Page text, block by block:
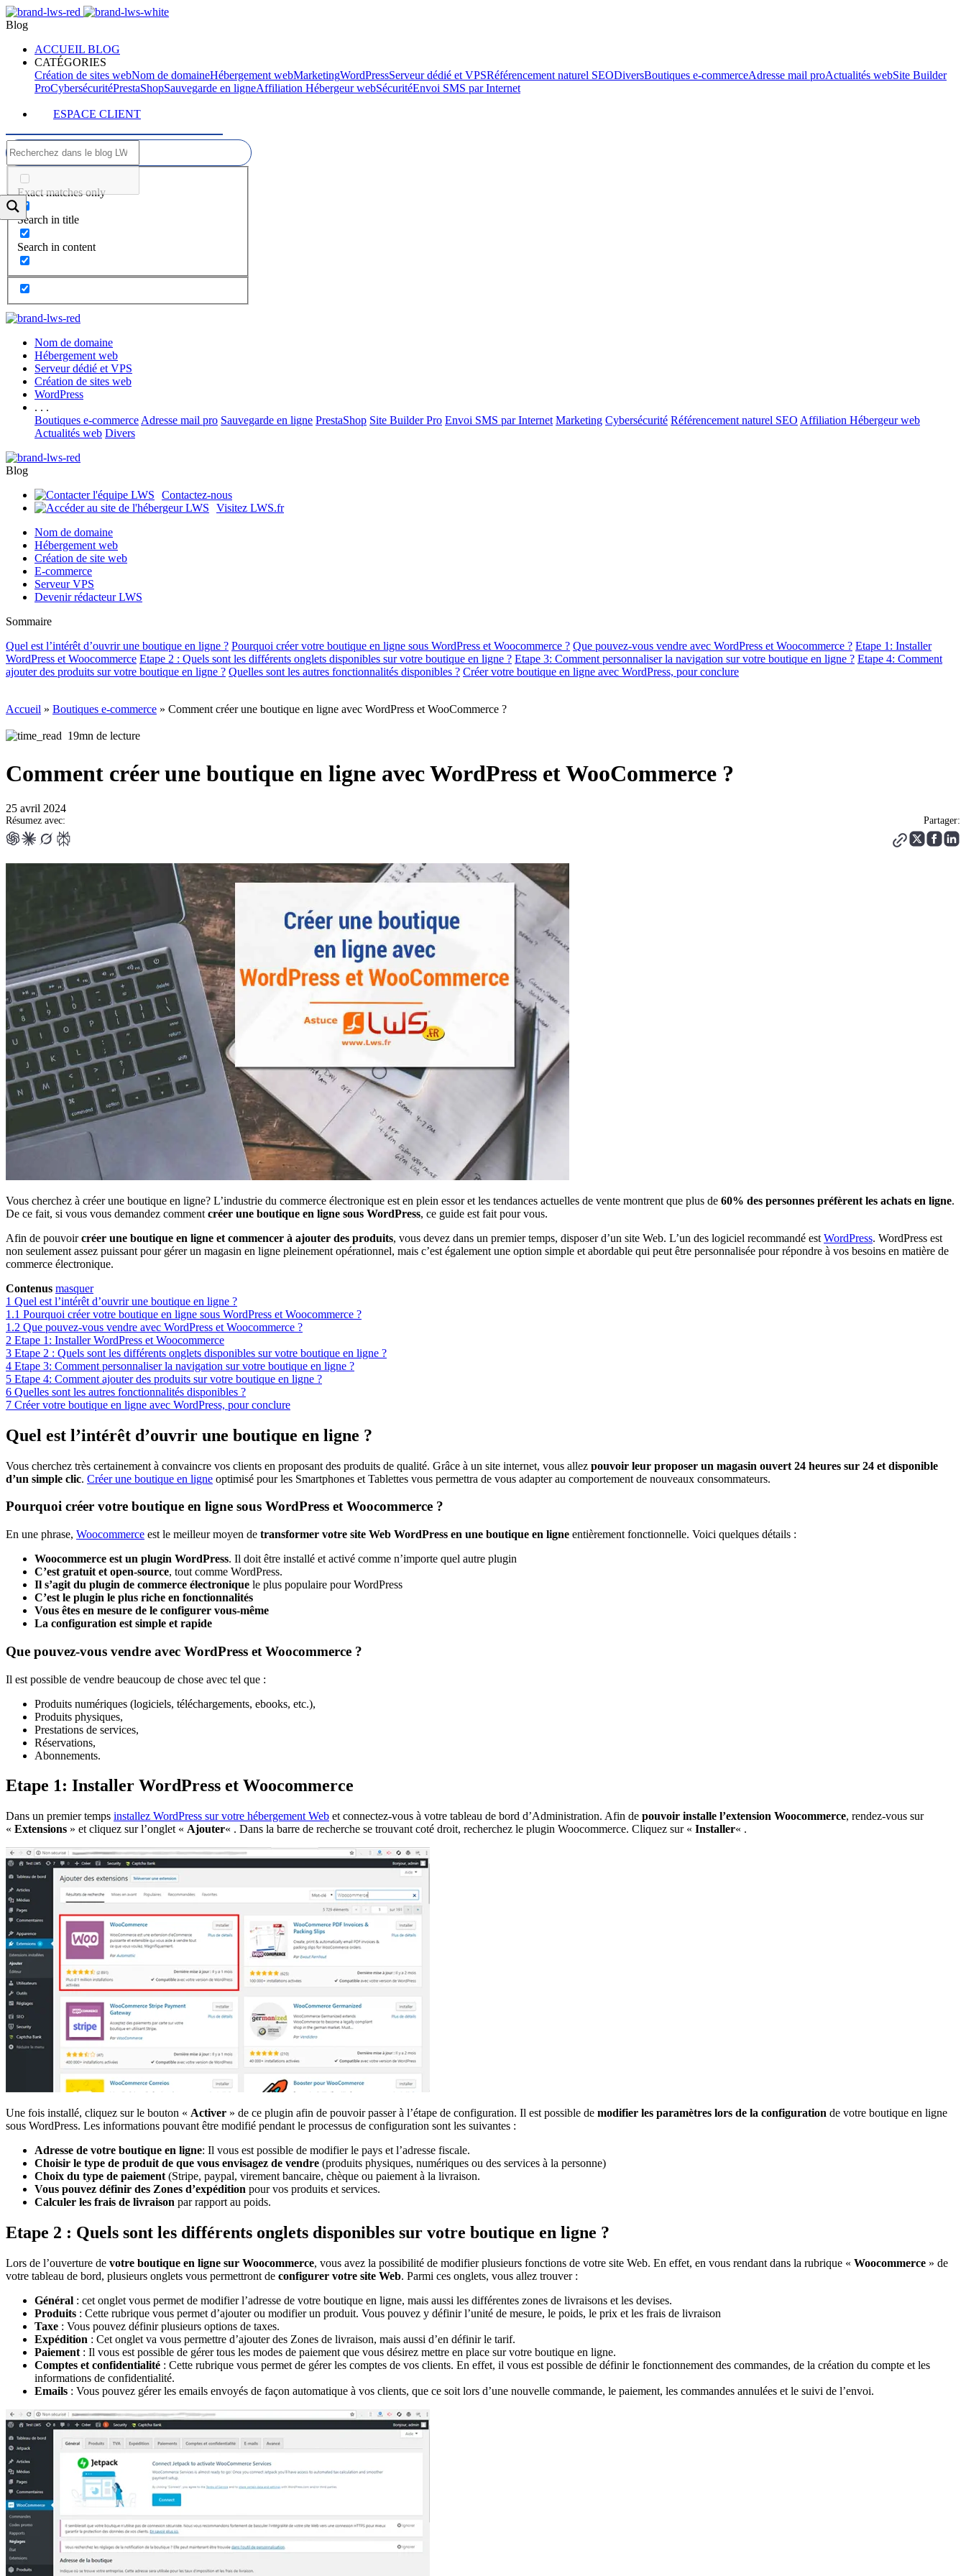
Blog
ACCUEIL BLOG
CATÉGORIES
Création de sites webNom de domaineHébergement webMarketingWordPressServeur dédié et VPSRéférencement naturel SEODiversBoutiques e-commerceAdresse mail proActualités webSite Builder
ProCybersécuritéPrestaShopSauvegarde en ligneAffiliation Hébergeur webSécuritéEnvoi SMS par Internet
ESPACE CLIENT
Exact matches only
Search in title
Search in content
Nom de domaine
Hébergement web
Serveur dédié et VPS
Création de sites web
WordPress
. . .
Boutiques e-commerce Adresse mail pro Sauvegarde en ligne PrestaShop Site Builder Pro Envoi SMS par Internet Marketing Cybersécurité Référencement naturel SEO Affiliation Hébergeur web
Actualités web Divers
Blog
Contactez-nous
Visitez LWS.fr
Nom de domaine
Hébergement web
Création de site web
E-commerce
Serveur VPS
Devenir rédacteur LWS
Sommaire
Quel est l’intérêt d’ouvrir une boutique en ligne ? Pourquoi créer votre boutique en ligne sous WordPress et Woocommerce ? Que pouvez-vous vendre avec WordPress et Woocommerce ? Etape 1: Installer
WordPress et Woocommerce Etape 2 : Quels sont les différents onglets disponibles sur votre boutique en ligne ? Etape 3: Comment personnaliser la navigation sur votre boutique en ligne ? Etape 4: Comment
ajouter des produits sur votre boutique en ligne ? Quelles sont les autres fonctionnalités disponibles ? Créer votre boutique en ligne avec WordPress, pour conclure
Accueil » Boutiques e-commerce » Comment créer une boutique en ligne avec WordPress et WooCommerce ?
19mn de lecture
Comment créer une boutique en ligne avec WordPress et WooCommerce ?
25 avril 2024
Résumez avec: Partager:
Vous cherchez à créer une boutique en ligne? L’industrie du commerce électronique est en plein essor et les tendances actuelles de vente montrent que plus de 60% des personnes préfèrent les achats en ligne.
De ce fait, si vous vous demandez comment créer une boutique en ligne sous WordPress, ce guide est fait pour vous.
Afin de pouvoircréer une boutique en ligne et commencer à ajouter des produits, vous devez dans un premier temps, disposer d’un site Web. L’un des logiciel recommandé est WordPress. WordPress est
non seulement assez puissant pour gérer un magasin en ligne pleinement opérationnel, mais c’est également une option simple et abordable qui peut être personnalisée pour répondre à vos besoins en matière de
commerce électronique.
Contenus masquer
1 Quel est l’intérêt d’ouvrir une boutique en ligne ?
1.1 Pourquoi créer votre boutique en ligne sous WordPress et Woocommerce ?
1.2 Que pouvez-vous vendre avec WordPress et Woocommerce ?
2 Etape 1: Installer WordPress et Woocommerce
3 Etape 2 : Quels sont les différents onglets disponibles sur votre boutique en ligne ?
4 Etape 3: Comment personnaliser la navigation sur votre boutique en ligne ?
5 Etape 4: Comment ajouter des produits sur votre boutique en ligne ?
6 Quelles sont les autres fonctionnalités disponibles ?
7 Créer votre boutique en ligne avec WordPress, pour conclure
Quel est l’intérêt d’ouvrir une boutique en ligne ?
Vous cherchez très certainement à convaincre vos clients en proposant des produits de qualité. Grâce à un site internet, vous allez pouvoir leur proposer un magasin ouvert 24 heures sur 24 et disponible
d’un simple clic. Créer une boutique en ligne optimisé pour les Smartphones et Tablettes vous permettra de vous adapter au comportement de nouveaux consommateurs.
Pourquoi créer votre boutique en ligne sous WordPress et Woocommerce ?
En une phrase, Woocommerce est le meilleur moyen de transformer votre site Web WordPress en une boutique en ligne entièrement fonctionnelle. Voici quelques détails :
Woocommerce est un plugin WordPress. Il doit être installé et activé comme n’importe quel autre plugin
C’est gratuit et open-source, tout comme WordPress.
Il s’agit du plugin de commerce électronique le plus populaire pour WordPress
C’est le plugin le plus riche en fonctionnalités
Vous êtes en mesure de le configurer vous-même
La configuration est simple et rapide
Que pouvez-vous vendre avec WordPress et Woocommerce ?
Il est possible de vendre beaucoup de chose avec tel que :
Produits numériques (logiciels, téléchargements, ebooks, etc.),
Produits physiques,
Prestations de services,
Réservations,
Abonnements.
Etape 1: Installer WordPress et Woocommerce
Dans un premier temps installez WordPress sur votre hébergement Web et connectez-vous à votre tableau de bord d’Administration. Afin de pouvoir installe l’extension Woocommerce, rendez-vous sur
« Extensions » et cliquez sur l’onglet « Ajouter« . Dans la barre de recherche se trouvant coté droit, recherchez le plugin Woocommerce. Cliquez sur « Installer« .
Une fois installé, cliquez sur le bouton « Activer » de ce plugin afin de pouvoir passer à l’étape de configuration. Il est possible de modifier les paramètres lors de la configuration de votre boutique en ligne
sous WordPress. Les informations pouvant être modifié pendant le processus de configuration sont les suivantes :
Adresse de votre boutique en ligne: Il vous est possible de modifier le pays et l’adresse fiscale.
Choisir le type de produit de que vous envisagez de vendre (produits physiques, numériques ou des services à la personne)
Choix du type de paiement (Stripe, paypal, virement bancaire, chèque ou paiement à la livraison.
Vous pouvez définir des Zones d’expédition pour vos produits et services.
Calculer les frais de livraison par rapport au poids.
Etape 2 : Quels sont les différents onglets disponibles sur votre boutique en ligne ?
Lors de l’ouverture de votre boutique en ligne sur Woocommerce, vous avez la possibilité de modifier plusieurs fonctions de votre site Web. En effet, en vous rendant dans la rubrique « Woocommerce » de
votre tableau de bord, plusieurs onglets vous permettront de configurer votre site Web. Parmi ces onglets, vous allez trouver :
Général : cet onglet vous permet de modifier l’adresse de votre boutique en ligne, mais aussi les différentes zones de livraisons et les devises.
Produits : Cette rubrique vous permet d’ajouter ou modifier un produit. Vous pouvez y définir l’unité de mesure, le poids, le prix et les frais de livraison
Taxe : Vous pouvez définir plusieurs options de taxes.
Expédition : Cet onglet va vous permettre d’ajouter des Zones de livraison, mais aussi d’en définir le tarif.
Paiement : Il vous est possible de gérer tous les modes de paiement que vous désirez mettre en place sur votre boutique en ligne.
Comptes et confidentialité : Cette rubrique vous permet de gérer les comptes de vos clients. En effet, il vous est possible de définir le fonctionnement des commandes, de la création du compte et les
informations de confidentialité.
Emails : Vous pouvez gérer les emails envoyés de façon automatique à vos clients, que ce soit lors d’une nouvelle commande, le paiement, les commandes annulées et le suivi de l’envoi.